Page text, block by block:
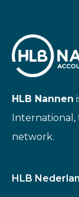
HLB Nannen
International,
network.
HLB